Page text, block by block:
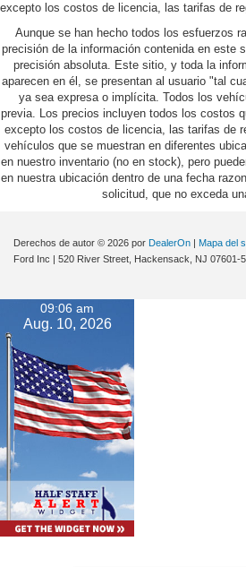
excepto los costos de licencia, las tarifas de
Aunque se han hecho todos los esfuerzos
precisión de la información contenida en este
precisión absoluta. Este sitio, y toda la
aparecen en él, se presentan al usuario "tal
ya sea expresa o implícita. Todos los
previa. Los precios incluyen todos los costos
excepto los costos de licencia, las tarifas de
vehículos que se muestran en diferentes
en nuestro inventario (no en stock), pero
en nuestra ubicación dentro de una fecha
solicitud, que no exceda
Derechos de autor © 2026 por DealerOn Mapa del
Ford Inc
520 River Street, Hackensack, NJ 07601-
09:06 am
Aug. 10, 2026